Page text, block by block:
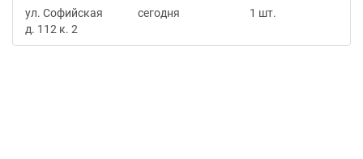
ул. Софийская
д. 112 к. 2
сегодня 1 шт.